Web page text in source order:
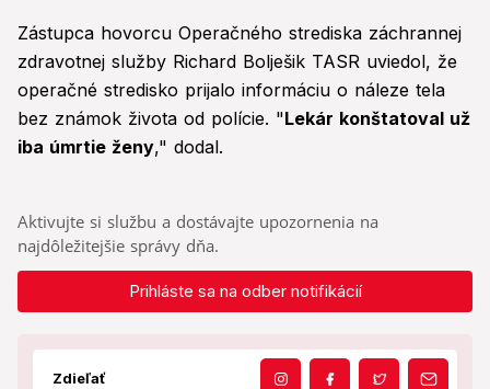
Zástupca hovorcu Operačného strediska záchrannej
zdravotnej služby Richard Bolješik TASR uviedol, že
operačné stredisko prijalo informáciu o náleze tela
bez známok života od polície. "Lekár konštatoval už
iba úmrtie ženy," dodal.
Aktivujte si službu a dostávajte upozornenia na
najdôležitejšie správy dňa.
Prihláste sa na odber notifikácií
Zdieľať